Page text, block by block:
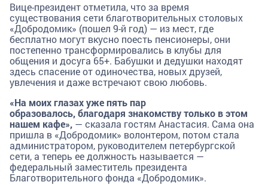
Вице-президентотметила, что за время
существования сети благотворительных столовых
«Добродомик» (пошел 9-й год) — из мест, где
бесплатно могут вкусно поесть пенсионеры, они
постепенно трансформировались в клубы для
общения и досуга 65+. Бабушки и дедушки находят
здесь спасение от одиночества, новых друзей,
увлечения и даже встречают свою любовь.
«На моих глазах уже пять пар
образовалось, благодаря знакомству только в этом
нашем кафе», — сказала гостям Анастасия. Сама она
пришла в «Добродомик» волонтером, потом стала
администратором, руководителем петербургской
сети, а теперь ее должность называется —
федеральный заместитель президента
Благотворительного фонда «Добродомик».